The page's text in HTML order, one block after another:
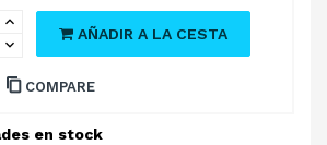
AÑADIR A LA CESTA
COMPARE
en stock